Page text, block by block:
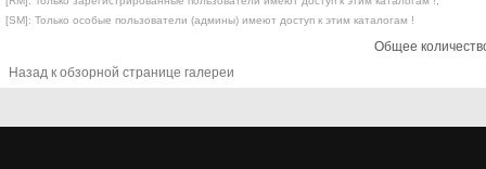
[SM]: Только особые пользователи (админы) имеют доступ к этим каталогам !
Общее
Назад к обзорной странице галереи